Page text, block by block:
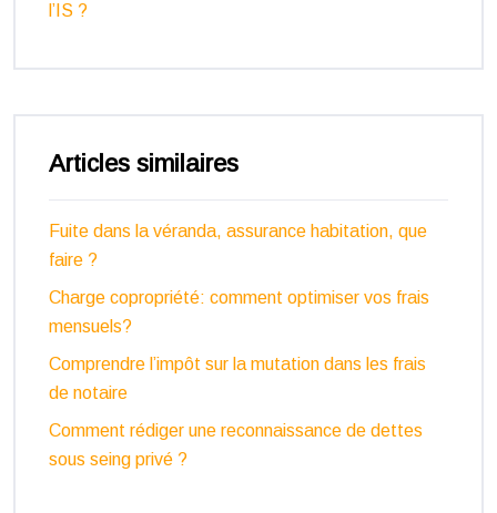
l’IS ?
Articles similaires
Fuite dans la véranda, assurance habitation, que
faire ?
Charge copropriété: comment optimiser vos frais
mensuels?
Comprendre l’impôt sur la mutation dans les frais
de notaire
Comment rédiger une reconnaissance de dettes
sous seing privé ?